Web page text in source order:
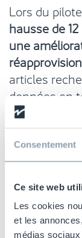
Consentement
Ce site web
Les cookies
et les
médias
Lors du
hausse de
une
articles
données en
L’équipe a
SDK
qui a permis
processus
l’application
magasin.